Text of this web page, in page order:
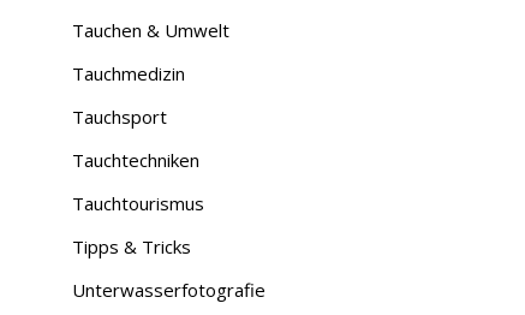
Tauchen & Umwelt
Tauchmedizin
Tauchsport
Tauchtechniken
Tauchtourismus
Tipps & Tricks
Unterwasserfotografie